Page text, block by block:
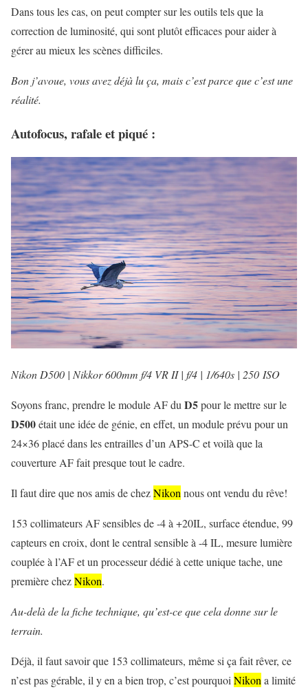
Dans tous les cas, on peut compter sur les outils tels que la
correction de luminosité, qui sont plutôt efficaces pour aider à
gérer au mieux les scènes difficiles.
Bon j’avoue, vous avez déjà lu ça, mais c’est parce que c’est une
réalité.
Autofocus, rafale et piqué :
Nikon D500 | Nikkor 600mm f/4 VR II | f/4 | 1/640s | 250 ISO
Soyons franc, prendre le module AF du D5pour le mettre sur le
D500était une idée de génie, en effet, un module prévu pour un
24×36 placé dans les entrailles d’un APS-C et voilà que la
couverture AF fait presque tout le cadre.
Il faut dire que nos amis de chezNikon nous ont vendu du rêve!
153 collimateurs AF sensibles de -4 à +20IL, surface étendue, 99
capteurs en croix, dont le central sensible à -4 IL, mesure lumière
couplée à l’AF et un processeur dédié à cette unique tache, une
première chezNikon.
Au-delà de la fiche technique, qu’est-ce que cela donne sur le
terrain.
Déjà, il faut savoir que 153 collimateurs, même si ça fait rêver, ce
n’est pas gérable, il y en a bien trop, c’est pourquoi Nikon a limité